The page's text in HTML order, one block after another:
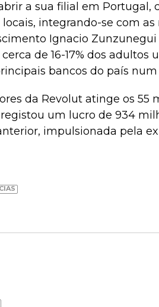
a sua filial em Portugal,
locais, integrando-se com
Ignacio
de 16-17% dos adultos
bancos do país
da Revolut atinge os 55
um lucro de 934
impulsionada pela